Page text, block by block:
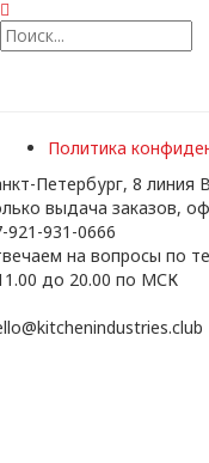
Политика
Петербург, 8 линия
выдача заказов,
921-931-0666
на вопросы по
до 20.00 по МСК